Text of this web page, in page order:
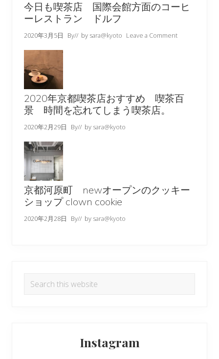
今日も喫茶店 国際会館方面のコーヒ
ーレストラン ドルフ
2020年3月5日 By// by sara@kyoto Leave a Comment
2020年京都喫茶店おすすめ 喫茶百
景 時間を忘れてしまう喫茶店。
2020年2月29日 By// by sara@kyoto
京都河原町 newオープンのクッキー
ショップ clown cookie
2020年2月28日 By// by sara@kyoto
Search
Instagram